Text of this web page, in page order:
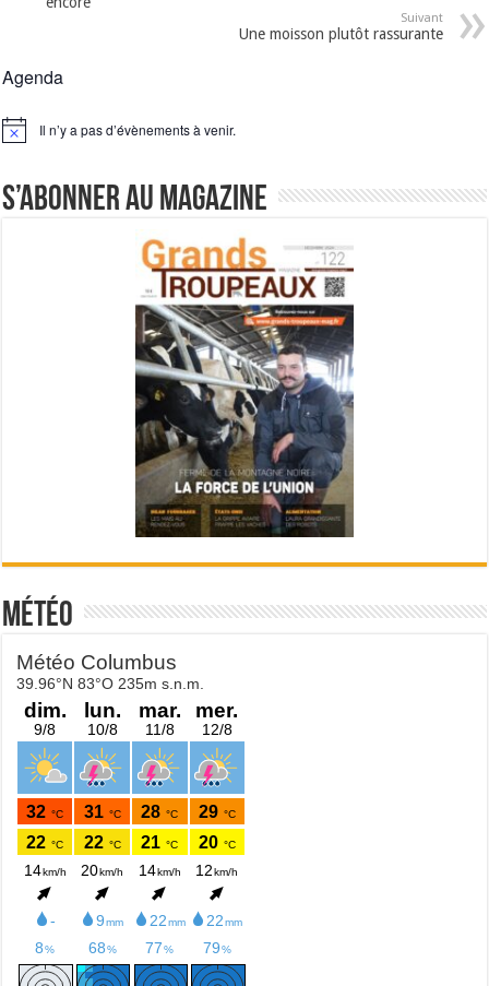
Suivant
Une moisson plutôt rassurante
Agenda
Notice Il n’y a pas d’évènements à venir.
S’abonner au magazine
Météo